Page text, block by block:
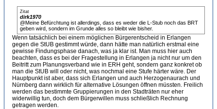
Zitat
dirk1970
@Meine Befürchtung ist allerdings, dass es weder die L-Stub noch das BRT
geben wird, sondern im Grunde alles so bleibt wie bisher.
Wenn tatsächlich bei einem möglichen Bürgerentscheid in Erlangen
gegen die StUB gestimmt würde, dann hätte man natürlich erstmal eine
gewisse Findungsphase danach, was ja klar ist. Man muss hier auch
beachten, dass es bei der Fragestellung in Erlangen ja nicht nur um den
Beitritt zum Planungsverband wie in ERH geht, sondern ganz konkret ob
man die StUB will oder nicht, was nochmal eine Stufe härter wäre. Der
Hauptpunkt ist aber, dass sich Erlangen und auch Herzogenaurach und
Nürnberg dann wirklich für alternative Lösungen öffnen müssten. Freilich
werden das bestimmte Gruppierungen in den Stadträten nur eher
widerwillig tun, doch dem Bürgerwillen muss schließlich Rechnung
getragen werden.